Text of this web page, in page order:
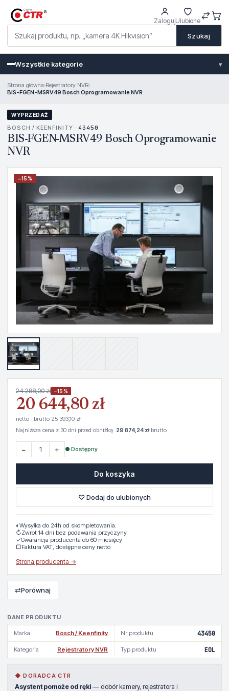
Szukaj
ZalogujUlubione
Wszystkie kategorie ▾
Strona główna›Rejestratory NVR›
BIS-FGEN-MSRV49 Bosch Oprogramowanie NVR
WYPRZEDAŻ
BOSCH / KEENFINITY · 43450
BIS-FGEN-MSRV49 Bosch Oprogramowanie
NVR
−15%
DANE PRODUKTU
Marka Bosch / Keenfinity Nr produktu 43450
Kategoria Rejestratory NVR Typ produktu EOL
◆ DORADCA CTR
Asystent pomoże od ręki — dobór kamery, rejestratora i
24 288,00 zł −15%
20 644,80 zł
netto · brutto 25 393,10 zł
Najniższa cena z 30 dni przed obniżką: 29 874,24 złbrutto
− + ● Dostępny
Do koszyka
♡ Dodaj do ulubionych
◐ Wysyłka do 24h od skompletowania.
↻Zwrot 14 dni bez podawania przyczyny
✓Gwarancja producenta do 60 miesięcy
▢Faktura VAT, dostępne ceny netto
Strona producenta →
⇄Porównaj